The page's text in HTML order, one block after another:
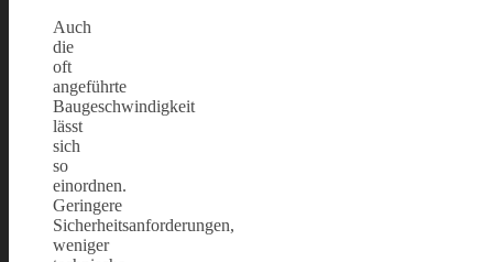
Auch
die
oft
angeführte
Baugeschwindigkeit
lässt
sich
so
einordnen.
Geringere
Sicherheitsanforderungen,
weniger